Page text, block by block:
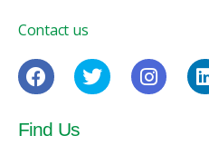
Contact us
Find Us